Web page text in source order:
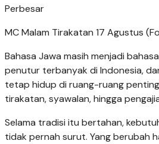
Perbesar
MC Malam Tirakatan 17 Agustus
Bahasa Jawa masih menjadi
penutur terbanyak di Indonesia,
tetap hidup di ruang-ruang
tirakatan, syawalan, hingga
Selama tradisi itu bertahan,
tidak pernah surut. Yang berubah